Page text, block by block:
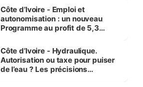
et Yamoussoukro
Côte d’Ivoire - Emploi et
autonomisation : un nouveau
Programme au profit de 5,3
Côte d’Ivoire - Hydraulique.
Autorisation ou taxe pour puiser
de l’eau ? Les précisions